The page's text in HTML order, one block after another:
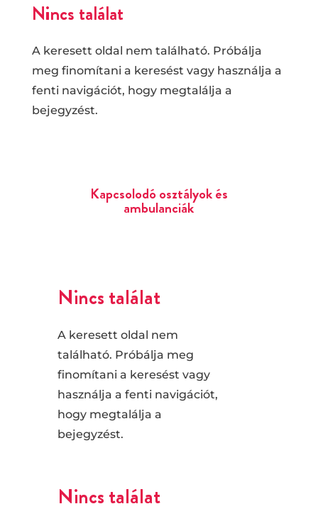
Nincs találat
A keresett oldal nem található. Próbálja
meg finomítani a keresést vagy használja a
fenti navigációt, hogy megtalálja a
bejegyzést.
Kapcsolodó osztályok és
ambulanciák
Nincs találat
A keresett oldal nem
található. Próbálja meg
finomítani a keresést vagy
használja a fenti navigációt,
hogy megtalálja a
bejegyzést.
Nincs találat